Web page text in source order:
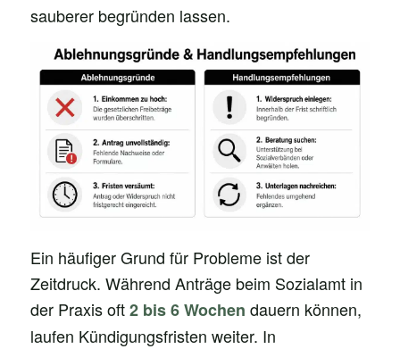
sauberer begründen lassen.
Ein häufiger Grund für Probleme ist der
Zeitdruck. Während Anträge beim Sozialamt in
der Praxis oft2 bis 6 Wochen dauern können,
laufen Kündigungsfristen weiter. In